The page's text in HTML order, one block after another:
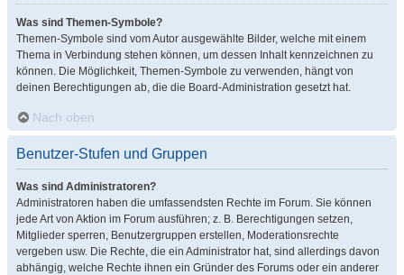
Was sind Themen-Symbole?
Themen-Symbole sind vom Autor ausgewählte Bilder, welche mit einem
Thema in Verbindung stehen können, um dessen Inhalt kennzeichnen zu
können. Die Möglichkeit, Themen-Symbole zu verwenden, hängt von
deinen Berechtigungen ab, die die Board-Administration gesetzt hat.
Nach oben
Benutzer-Stufen und Gruppen
Was sind Administratoren?
Administratoren haben die umfassendsten Rechte im Forum. Sie können
jede Art von Aktion im Forum ausführen; z. B. Berechtigungen setzen,
Mitglieder sperren, Benutzergruppen erstellen, Moderationsrechte
vergeben usw. Die Rechte, die ein Administrator hat, sind allerdings davon
abhängig, welche Rechte ihnen ein Gründer des Forums oder ein anderer